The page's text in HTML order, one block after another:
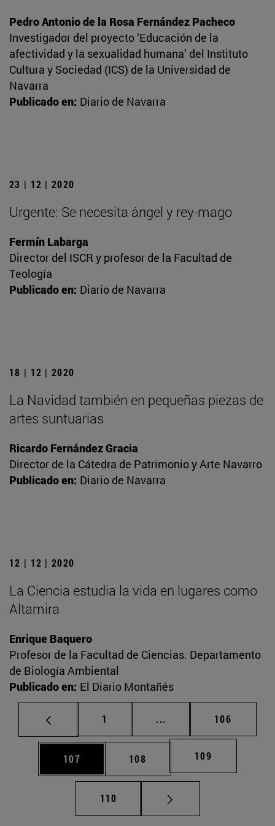
Pedro Antonio de la Rosa Fernández Pacheco
Investigador del proyecto ‘Educación de la
afectividad y la sexualidad humana’ del Instituto
Cultura y Sociedad (ICS) de la Universidad de
Navarra
Publicado en: Diario de Navarra
23 | 12 | 2020
Urgente: Se necesita ángel y rey-mago
Fermín Labarga
Director del ISCR y profesor de la Facultad de
Teología
Publicado en: Diario de Navarra
18 | 12 | 2020
La Navidad también en pequeñas piezas de
artes suntuarias
Ricardo Fernández Gracia
Director de la Cátedra de Patrimonio y Arte Navarro
Publicado en: Diario de Navarra
12 | 12 | 2020
La Ciencia estudia la vida en lugares como
Altamira
Enrique Baquero
Profesor de la Facultad de Ciencias. Departamento
de Biología Ambiental
Publicado en: El Diario Montañés
Página
1 ... Páginas intermedias
Página
106
Página
107 Página
108 Página
109
Página
110